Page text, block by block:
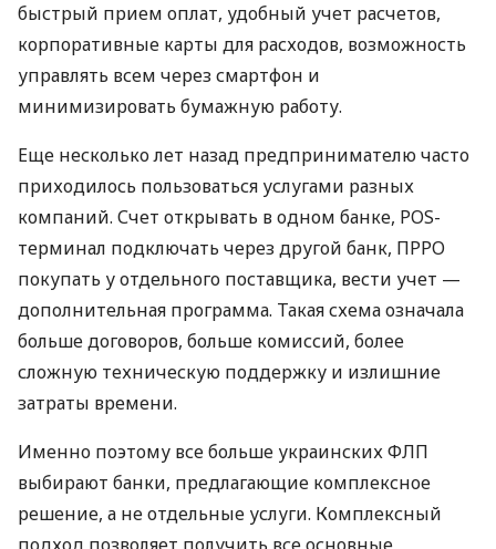
быстрый прием оплат, удобный учет расчетов,
корпоративные карты для расходов, возможность
управлять всем через смартфон и
минимизировать бумажную работу.
Еще несколько лет назад предпринимателю часто
приходилось пользоваться услугами разных
компаний. Счет открывать в одном банке, POS-
терминал подключать через другой банк, ПРРО
покупать у отдельного поставщика, вести учет —
дополнительная программа. Такая схема означала
больше договоров, больше комиссий, более
сложную техническую поддержку и излишние
затраты времени.
Именно поэтому все больше украинских ФЛП
выбирают банки, предлагающие комплексное
решение, а не отдельные услуги. Комплексный